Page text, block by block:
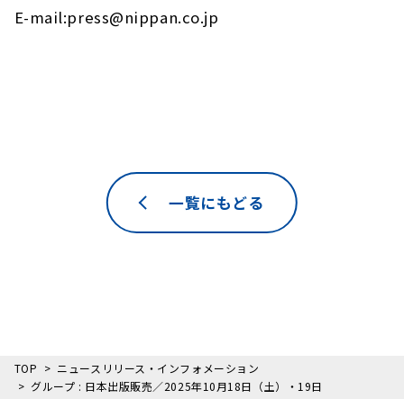
E-mail:press@nippan.co.jp
一覧にもどる
TOP
ニュースリリース・インフォメーション
グループ : 日本出版販売／2025年10月18日（土）・19日